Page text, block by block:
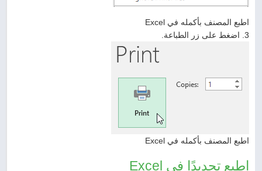
اطبع المصنف بأكمله في Excel
3. اضغط على زر الطباعة.
اطبع المصنف بأكمله في Excel
اطبع تحديدًا في Excel